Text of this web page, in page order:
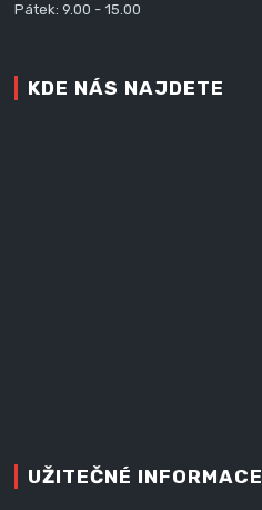
Pátek: 9.00 - 15.00
KDE NÁS NAJDETE
UŽITEČNÉ INFORMACE